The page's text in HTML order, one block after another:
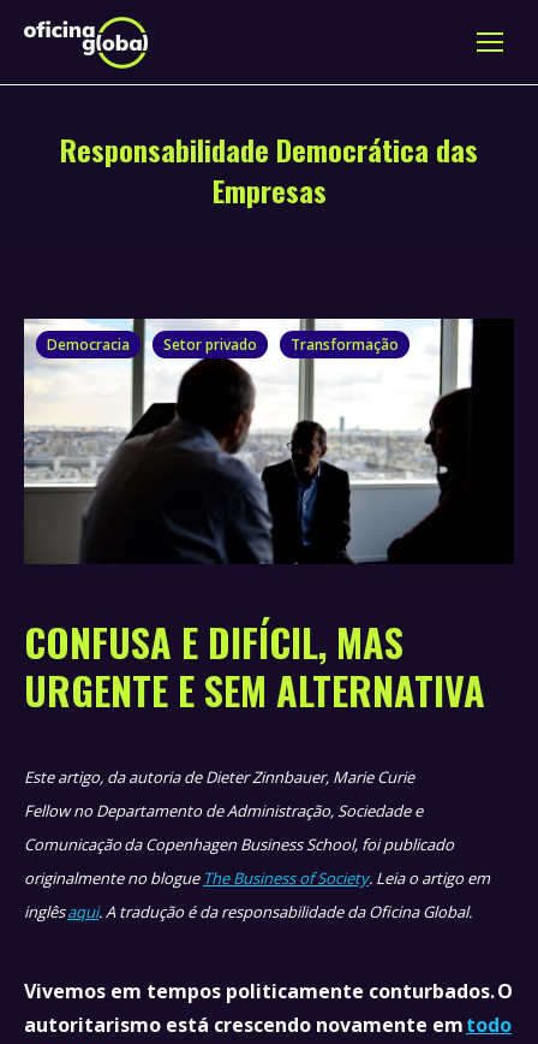
Responsabilidade Democrática das
Empresas
Democracia Setor privado Transformação
CONFUSA E DIFÍCIL, MAS
URGENTE E SEM ALTERNATIVA
Este artigo, da autoria de Dieter Zinnbauer, Marie Curie
Fellow no Departamento de Administração, Sociedade e
Comunicação da Copenhagen Business School, foi publicado
originalmente no blogue The Business of Society. Leia o artigo em
inglêsaqui. A tradução é da responsabilidade da Oficina Global.
Vivemos em tempos politicamente conturbados. O
autoritarismo está crescendo novamente emtodo